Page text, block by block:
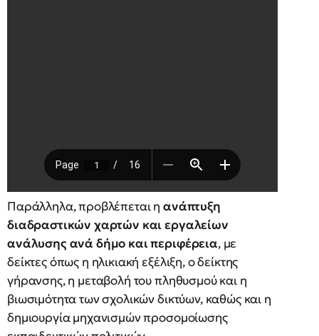
Παράλληλα, προβλέπεται η ανάπτυξη
διαδραστικών χαρτών και εργαλείων
ανάλυσης ανά δήμο και περιφέρεια, με
δείκτες όπως η ηλικιακή εξέλιξη, ο δείκτης
γήρανσης, η μεταβολή του πληθυσμού και η
βιωσιμότητα των σχολικών δικτύων, καθώς και η
δημιουργία μηχανισμών προσομοίωσης